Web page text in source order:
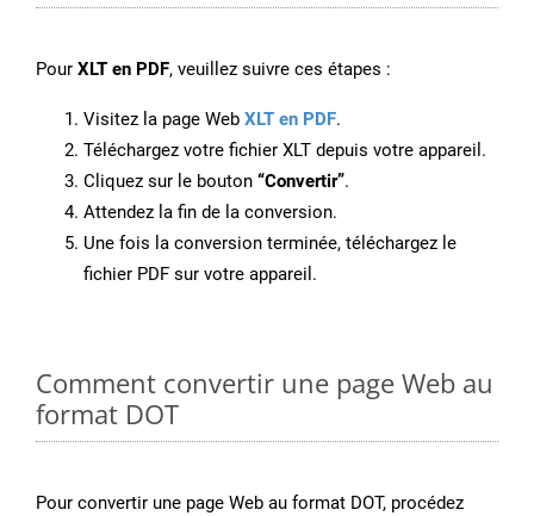
Pour XLT en PDF, veuillez suivre ces étapes :
Visitez la page Web XLT en PDF.
Téléchargez votre fichier XLT depuis votre appareil.
Cliquez sur le bouton “Convertir”.
Attendez la fin de la conversion.
Une fois la conversion terminée, téléchargez le
fichier PDF sur votre appareil.
Comment convertir une page Web au
format DOT
Pour convertir une page Web au format DOT, procédez